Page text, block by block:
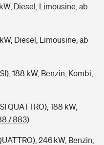
Diesel, Limousine, ab
Diesel, Limousine, ab
188 kW, Benzin, Kombi,
QUATTRO), 188 kW,
/ 883)
246 kW, Benzin,